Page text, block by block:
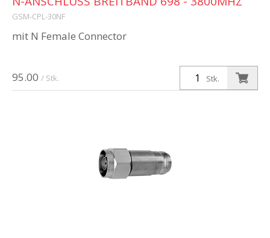
95.00 / Stk. Stk.
GSM-CPL-30NF
mit N Female Connector